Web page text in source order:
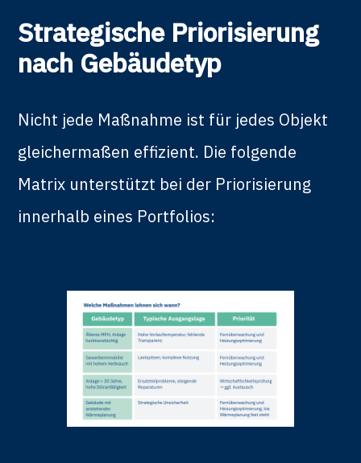
Strategische Priorisierung
nach Gebäudetyp
Nicht jede Maßnahme ist für jedes Objekt
gleichermaßen effizient. Die folgende
Matrix unterstützt bei der Priorisierung
innerhalb eines Portfolios: